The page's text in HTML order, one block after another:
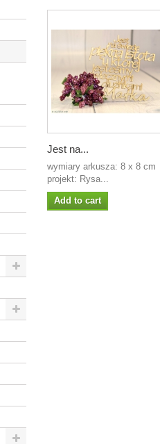
Jest na...
wymiary arkusza: 8 x 8 cm
projekt: Rysa...
Add to cart